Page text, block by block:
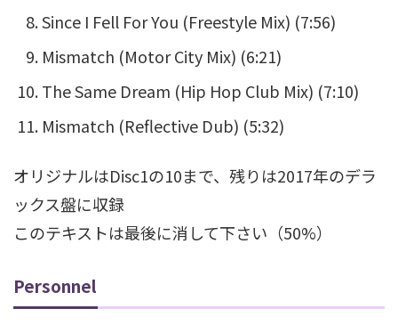
Since I Fell For You (Freestyle Mix) (7:56)
Mismatch (Motor City Mix) (6:21)
The Same Dream (Hip Hop Club Mix) (7:10)
Mismatch (Reflective Dub) (5:32)
オリジナルはDisc1の10まで、残りは2017年のデラ
ックス盤に収録
このテキストは最後に消して下さい（50%）
Personnel